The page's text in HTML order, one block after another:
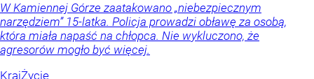
W Kamiennej Górze zaatakowano „niebezpiecznym
narzędziem” 15-latka. Policja prowadzi obławę za osobą,
która miała napaść na chłopca. Nie wykluczono, że
agresorów mogło być więcej.
KrajŻycie